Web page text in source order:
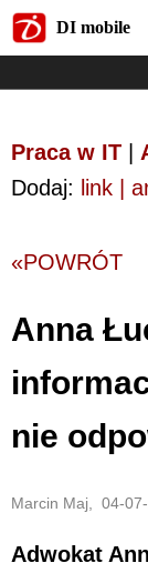
DI mobile
Praca w IT
Dodaj: link |
«POWRÓT
Anna
nie
Marcin Maj, 04-
Adwokat
DI mobile